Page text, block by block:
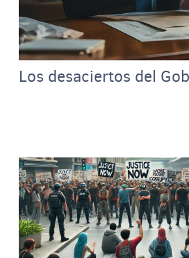
Los desaciertos del